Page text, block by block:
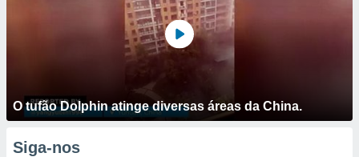
O tufão Dolphin atinge diversas áreas da China.
Siga-nos